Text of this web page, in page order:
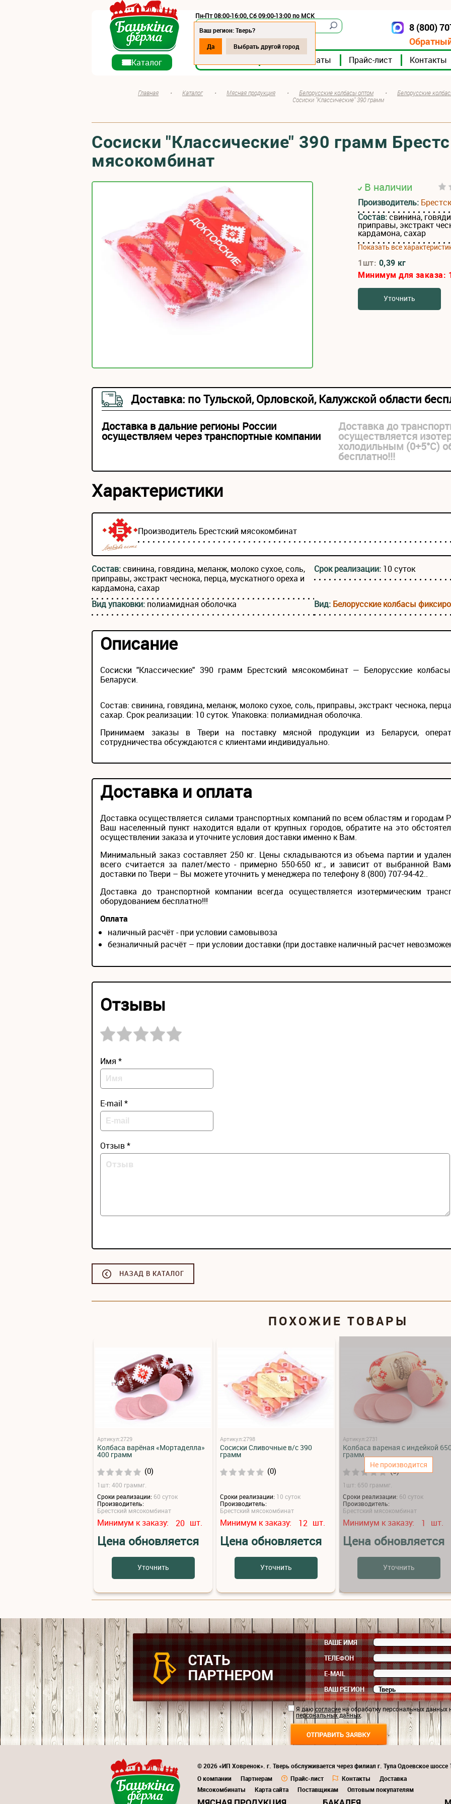
Пн-Пт 08:00-16:00, Сб 09:00-13:00 по МСК
Мясокомбинаты Прайс-лист Контакты
8 (800)
Ваш регион: Тверь?
Да
Выбрать другой город
Каталог
Главная • Каталог • Мясная продукция • Белорусские колбасы оптом •
Белорусские
Сосиски "Классические" 390 грамм
Сосиски "Классические" 390 грамм
мясокомбинат
В наличии
Производитель:
Состав:свинина,
приправы, экстракт
кардамона, сахар
Показать все
1шт: 0,39 кг
Минимум для заказа:
Уточнить
Доставка: по Тульской, Орловской, Калужской области
Доставка в дальние регионы России
осуществляем через транспортные компании
Доставка до
осуществляется
холодильным (0+5°С)
бесплатно!!!
Характеристики
Производитель Брестский мясокомбинат
Состав:свинина, говядина, меланж, молоко сухое, соль,
приправы, экстракт чеснока, перца, мускатного ореха и
кардамона, сахар
Срок реализации: 10 суток
Вид упаковки: полиамидная оболочка Вид: Белорусские колбасы
Описание
Сосиски "Классические" 390 грамм Брестский мясокомбинат — Белорусские
Беларуси.
Состав: свинина, говядина, меланж, молоко сухое, соль, приправы, экстракт чеснока,
сахар. Срок реализации: 10 суток. Упаковка: полиамидная оболочка.
Принимаем заказы в Твери на поставку мясной продукции из Беларуси,
сотрудничества обсуждаются с клиентами индивидуально.
Доставка и оплата
Доставка осуществляется силами транспортных компаний по всем областям и городам
Ваш населенный пункт находится вдали от крупных городов, обратите на это
осуществлении заказа и уточните условия доставки именно к Вам.
Минимальный заказ составляет 250 кг. Цены складываются из объема партии и
всего считается за палет/место - примерно 550-650 кг., и зависит от выбранной
доставки по Твери – Вы можете уточнить у менеджера по телефону 8 (800) 707-94-42..
Доставка до транспортной компании всегда осуществляется изотермическим
оборудованием бесплатно!!!
Оплата
наличный расчёт - при условии самовывоза
безналичный расчёт – при условии доставки (при доставке наличный расчет
Отзывы
Имя *
E-mail *
Отзыв *
НАЗАД В КАТАЛОГ
ПОХОЖИЕ ТОВАРЫ
Артикул:2729
Колбаса варёная «Мортаделла»
400 грамм
(0)
1шт: 400 граммг.
Сроки реализации: 60 суток
Производитель:
Брестский мясокомбинат
Минимум к заказу: 20 шт.
Цена обновляется
Уточнить
Артикул:2798
Сосиски Сливочные в/с 390
грамм
(0)
Сроки реализации: 10 суток
Производитель:
Брестский мясокомбинат
Минимум к заказу: 12 шт.
Цена обновляется
Уточнить
Не производится
Артикул:2731
Колбаса вареная с индейкой
грамм
(0)
1шт: 650 граммг.
Сроки реализации: 60 суток
Производитель:
Брестский мясокомбинат
Минимум к заказу: 1 шт.
Цена обновляется
Уточнить
ВАШЕ ИМЯ
ТЕЛЕФОН
E-MAIL
ВАШ РЕГИОН
Я даюсогласиена обработку персональных данных
персональных данных.
© 2026 «ИП Ховренок». г. Тверь обслуживается через филиал г. Тула Одоевское
О компании
Партнерам Прайс-лист Контакты
Доставка
Мясокомбинаты
Карта сайта Поставщикам Оптовым покупателям